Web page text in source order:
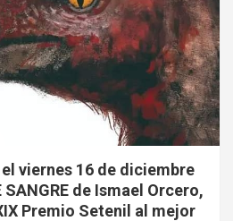
viernes 16 de diciembre
SANGRE de Ismael Orcero,
Premio Setenil al mejor